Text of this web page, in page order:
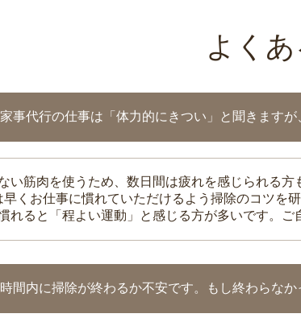
よく
家事代行の仕事は「体力的にきつい」と聞きます
い筋肉を使うため、数日間は疲れを感じられる方
くお仕事に慣れていただけるよう掃除のコツを
れると「程よい運動」と感じる方が多いです。
時間内に掃除が終わるか不安です。もし終わらなか